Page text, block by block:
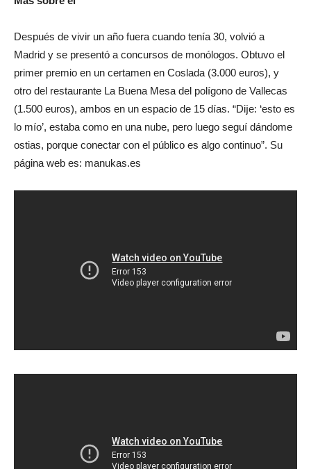
Después de vivir un año fuera cuando tenía 30, volvió a
Madrid y se presentó a concursos de monólogos. Obtuvo el
primer premio en un certamen en Coslada (3.000 euros), y
otro del restaurante La Buena Mesa del polígono de Vallecas
(1.500 euros), ambos en un espacio de 15 días. “Dĳe: ‘esto es
lo mío’, estaba como en una nube, pero luego seguí dándome
ostias, porque conectar con el público es algo continuo”. Su
página web es: manukas.es